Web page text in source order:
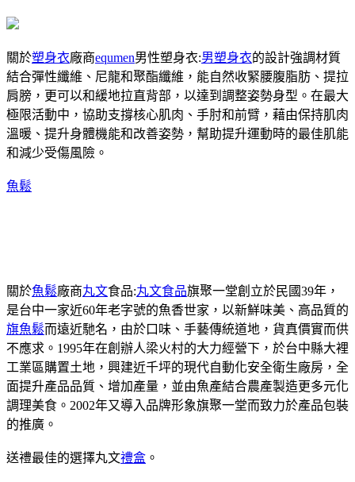
關於塑身衣廠商equmen男性塑身衣:男塑身衣的設計強調材質
結合彈性纖維、尼龍和聚酯纖維，能自然收緊腰腹脂肪、提拉
肩膀，更可以和緩地拉直背部，以達到調整姿勢身型。在最大
極限活動中，協助支撐核心肌肉、手肘和前臂，藉由保持肌肉
溫暖、提升身體機能和改善姿勢，幫助提升運動時的最佳肌能
和減少受傷風險。
魚鬆
關於魚鬆廠商丸文食品:丸文食品旗聚一堂創立於民國39年，
是台中一家近60年老字號的魚香世家，以新鮮味美、高品質的
旗魚鬆而遠近馳名，由於口味、手藝傳統道地，貨真價實而供
不應求。1995年在創辦人梁火村的大力經營下，於台中縣大裡
工業區購置土地，興建近千坪的現代自動化安全衛生廠房，全
面提升產品品質、增加產量，並由魚產結合農產製造更多元化
調理美食。2002年又導入品牌形象旗聚一堂而致力於產品包裝
的推廣。
送禮最佳的選擇丸文禮盒 。